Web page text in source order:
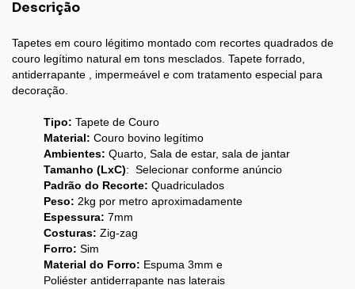
Descrição
Tapetes em couro légitimo montado com recortes quadrados de
couro legítimo natural em tons mesclados. Tapete forrado,
antiderrapante , impermeável e com tratamento especial para
decoração.
Tipo: Tapete de Couro
Material: Couro bovino legítimo
Ambientes: Quarto, Sala de estar, sala de jantar
Tamanho (LxC): Selecionar conforme anúncio
Padrão do Recorte: Quadriculados
Peso: 2kg por metro aproximadamente
Espessura: 7mm
Costuras: Zig-zag
Forro: Sim
Material do Forro: Espuma 3mm e
Poliéster antiderrapante nas laterais